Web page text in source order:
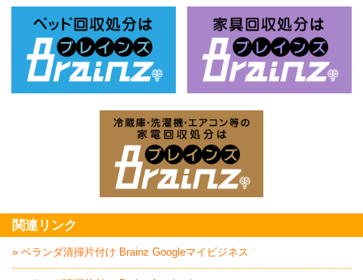
関連リンク
» ベランダ清掃片付け Brainz Googleマイビジネス